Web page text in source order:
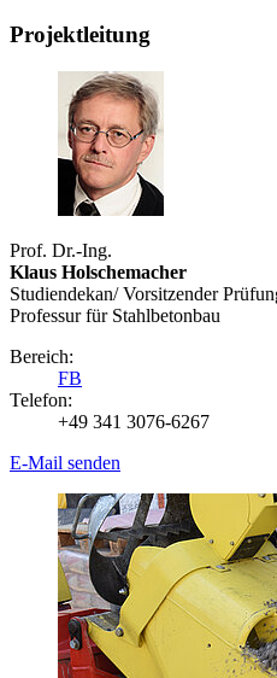
Projektleitung
Prof. Dr.-Ing.
Klaus Holschemacher
Studiendekan/ Vorsitzender
Professur für Stahlbetonbau
Bereich:
FB
Telefon:
+49 341 3076-6267
E-Mail senden